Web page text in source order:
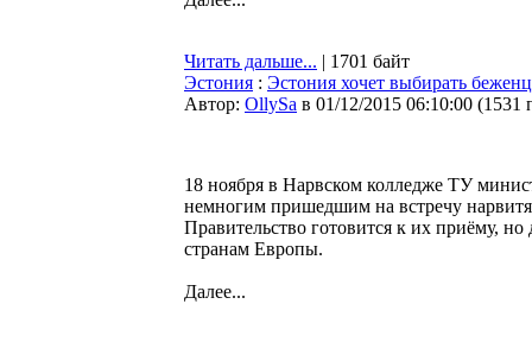
Читать дальше... | 1701 байт
Эстония : Эстония хочет выбирать
Автор: OllySa в 01/12/2015 06:10:00 (1531
18 ноября в Нарвском колледже ТУ
немногим пришедшим на встречу
Правительство готовится к их приёму,
странам Европы.
Далее...